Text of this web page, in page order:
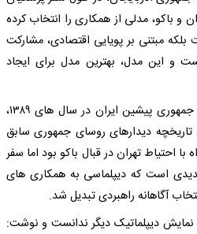
و باکو، مدلی از همکاری را انتخاب کرده
مبتنی بر پویایی اقتصادی، مشارکت
و این مدل، بهترین مدل برای ایجاد
این خبرگزاری به سفرهای روسای جمهوری پیشین ایران در سال های ۱۳۸۹،
نوشت: تاریخچه دیدارهای روسای جمهوری سابق
با احتیاط تهران در قبال باکو بود اما سفر
است که دیپلماسی به همکاری های
آگاهانه راهبردی تبدیل شد.
نمایش دیپلماتیک دیگر ندانست و نوشت: